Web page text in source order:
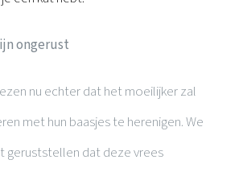
ongerust
nu echter dat het moeilijker zal
met hun baasjes te herenigen. We
geruststellen dat deze vrees